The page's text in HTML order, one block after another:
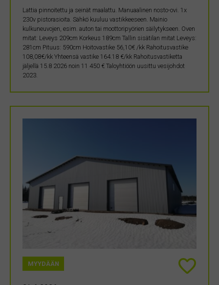
Lattia pinnoitettu ja seinät maalattu. Manuaalinen nosto-ovi. 1x
230v pistorasioita. Sähkö kuuluu vastikkeeseen. Mainio
kulkuneuvojen, esim. auton tai moottoripyörien säilytykseen. Oven
mitat: Leveys 209cm Korkeus 189cm Tallin sisätilan mitat Leveys:
281cm Pituus: 590cm Hoitovastike 56,10€ /kk Rahoitusvastike
108,08€/kk Yhteensä vastike 164.18 €/kk Rahoitusvastiketta
jäljellä 15.8 2026 noin 11 450 € Taloyhtiöön uusittu vesijohdot
2023.
MYYDÄÄN